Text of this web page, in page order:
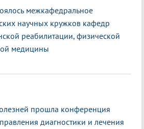
межкафедральное
научных кружков кафедр
реабилитации, физической
медицины
прошла конференция
диагностики и лечения